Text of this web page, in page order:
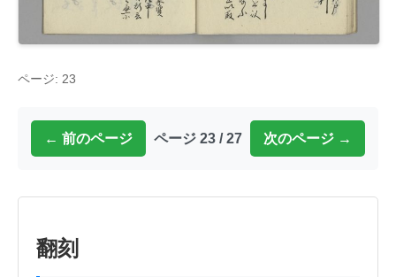
ページ: 23
← 前のページ ページ 23 / 27 次のページ →
翻刻